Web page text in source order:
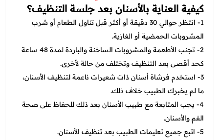
كيفية العناية بالأسنان بعد جلسة التنظيف؟
1- انتظر حوالي 30 دقيقة أو أكثر قبل تناول الطعام أو شرب
المشروبات الحمضية أو الغازية.
2- تجنب الأطعمة والمشروبات الساخنة والباردة لمدة 48 ساعة
كحد أقصى بعد التنظيف وتختلف من حالة لأخرى.
3- استخدم فرشاة أسنان ذات شعيرات ناعمة لتنظيف الأسنان،
ما لم يخبرك الطبيب خلاف ذلك.
4- يجب المتابعة مع طبيب الأسنان بعد ذلك للحفاظ على صحة
الفم والأسنان.
5- اتبع جميع تعليمات الطبيب بعد تنظيف الأسنان.